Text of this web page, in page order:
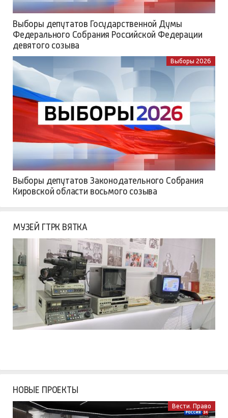
Выборы депутатов Государственной Думы
Федерального Собрания Российской Федерации
девятого созыва
Выборы 2026
Выборы депутатов Законодательного Собрания
Кировской области восьмого созыва
МУЗЕЙ ГТРК ВЯТКА
НОВЫЕ ПРОЕКТЫ
Вести. Право